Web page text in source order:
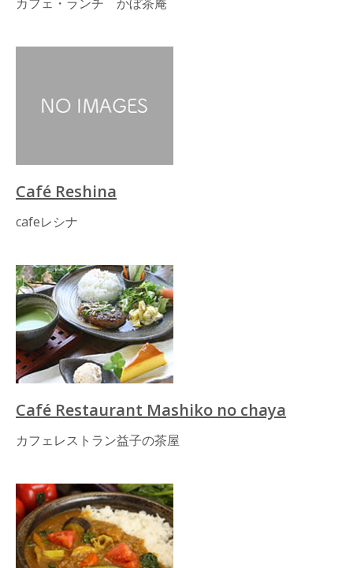
Café Reshina
cafeレシナ
Café Restaurant Mashiko no chaya
カフェレストラン益子の茶屋